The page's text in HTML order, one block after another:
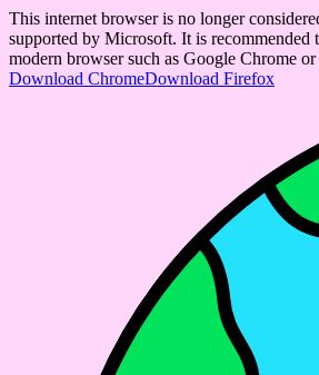
This internet browser is no longer
supported by Microsoft. It is recommended
modern browser such as Google Chrome
Download ChromeDownload Firefox